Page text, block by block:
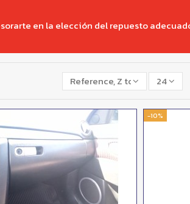
en la elección del repuesto
Reference, Z to A 24
-10%